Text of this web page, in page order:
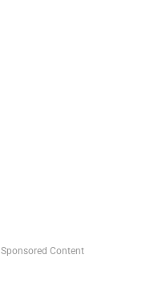
Sponsored Content